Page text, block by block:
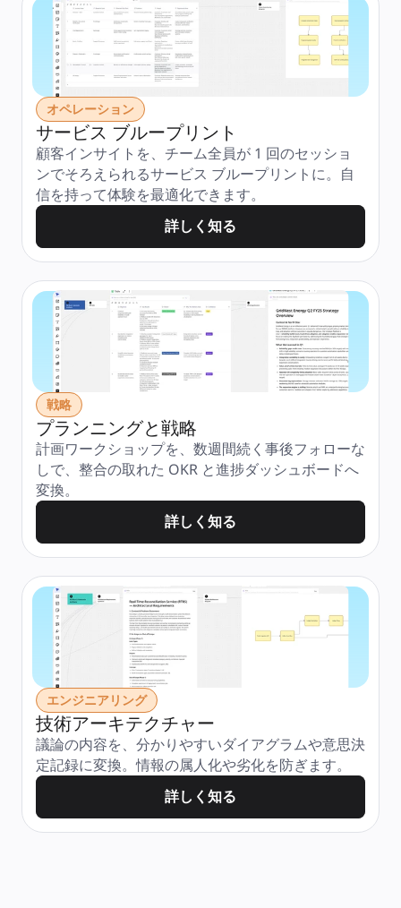
オペレーション
サービス ブループリント
顧客インサイトを、チーム全員が 1 回のセッショ
ンでそろえられるサービス ブループリントに。自
信を持って体験を最適化できます。
詳しく知る
戦略
プランニングと戦略
計画ワークショップを、数週間続く事後フォローな
しで、整合の取れた OKR と進捗ダッシュボードへ
変換。
詳しく知る
エンジニアリング
技術アーキテクチャー
議論の内容を、分かりやすいダイアグラムや意思決
定記録に変換。情報の属人化や劣化を防ぎます。
詳しく知る